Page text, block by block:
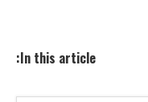
In this article: